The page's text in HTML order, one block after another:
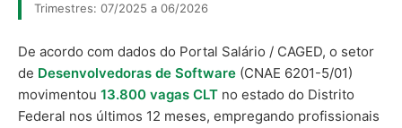
Trimestres: 07/2025 a 06/2026
De acordo com dados do Portal Salário / CAGED, o setor
de Desenvolvedoras de Software (CNAE 6201-5/01)
movimentou 13.800 vagas CLT no estado do Distrito
Federal nos últimos 12 meses, empregando profissionais